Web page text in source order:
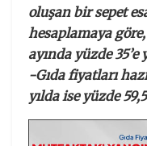
oluşan bir sepet
hesaplamaya
ayında yüzde 35’e
-Gıda fiyatları
yılda ise yüzde